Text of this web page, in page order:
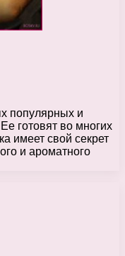
популярных и
готовят во многих
имеет свой секрет
и ароматного